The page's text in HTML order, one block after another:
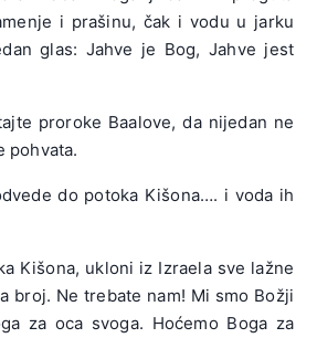
i prašinu, čak i vodu u jarku
glas: Jahve je Bog, Jahve jest
proroke Baalove, da nijedan ne
pohvata.
do potoka Kišona…. i voda ih
Kišona, ukloni iz Izraela sve lažne
broj. Ne trebate nam! Mi smo Božji
za oca svoga. Hoćemo Boga za